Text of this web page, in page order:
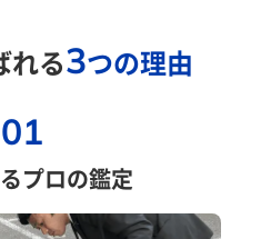
れる3つの理由
01
プロの鑑定